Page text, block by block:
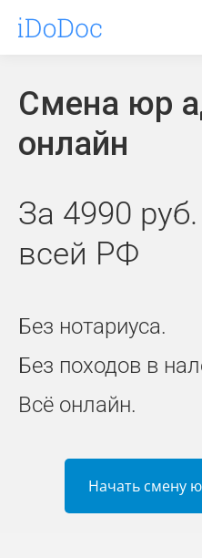
Cмена юр
онлайн
За 4990
всей РФ
Без нотариуса.
Без походов в
Всё онлайн.
Начать смену